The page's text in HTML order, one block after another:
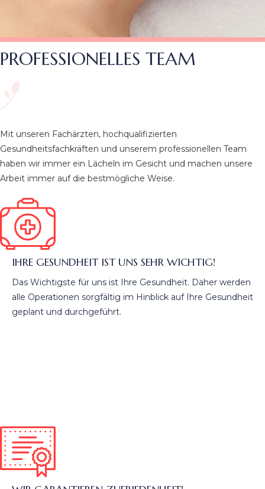
PROFESSIONELLES TEAM
Mit unseren Fachärzten, hochqualifizierten
Gesundheitsfachkräften und unserem professionellen Team
haben wir immer ein Lächeln im Gesicht und machen unsere
Arbeit immer auf die bestmögliche Weise.
IHRE GESUNDHEIT IST UNS SEHR WICHTIG!
Das Wichtigste für uns ist Ihre Gesundheit. Daher werden
alle Operationen sorgfältig im Hinblick auf Ihre Gesundheit
geplant und durchgeführt.